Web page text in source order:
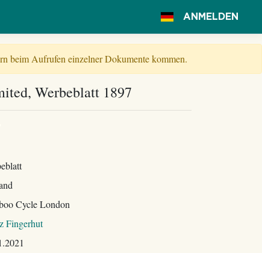
ANMELDEN
beim Aufrufen einzelner Dokumente kommen.
Werbeblatt 1897
Cycle London
Fingerhut